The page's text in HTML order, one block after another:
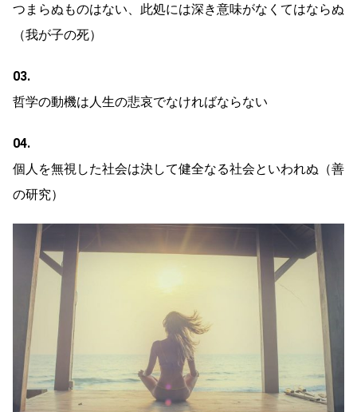
つまらぬものはない、此処には深き意味がなくてはならぬ
（我が子の死）
03.
哲学の動機は人生の悲哀でなければならない
04.
個人を無視した社会は決して健全なる社会といわれぬ（善
の研究）